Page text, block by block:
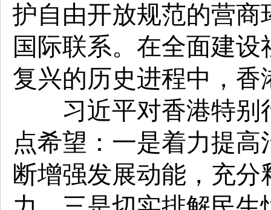
护自由开放规范的营
国际联系。在全面建
复兴的历史进程中，
习近平对香港特别
点希望：一是着力提
断增强发展动能，充